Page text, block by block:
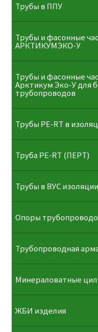
Трубы в ППУ
Трубы и фасонные
АРКТИКУМЭКО-У
Трубы и фасонные
Арктикум Эко-У для
трубопроводов
Трубы PE-RT в
⁠Трубa PE-RT (ПЕРТ)
Трубы в ВУС изоляции
Опоры
Трубопроводная
Минераловатные
ЖБИ изделия